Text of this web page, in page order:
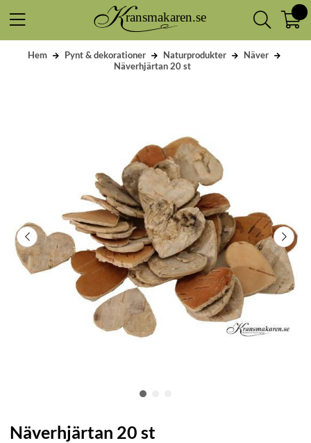
Hem Pynt & dekorationer Naturprodukter
Näver
Näverhjärtan 20 st
Näverhjärtan 20 st